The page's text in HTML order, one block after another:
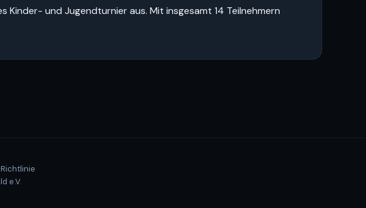
und Jugendturnier aus. Mit insgesamt 14 Teilnehmern
e.V.